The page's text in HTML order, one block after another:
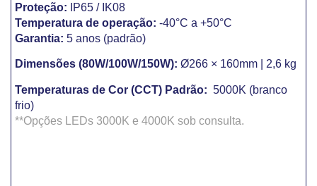
Proteção: IP65 / IK08
Temperatura de operação: -40°C a +50°C
Garantia: 5 anos (padrão)
Dimensões (80W/100W/150W): Ø266 × 160mm | 2,6 kg
Temperaturas de Cor (CCT) Padrão: 5000K (branco
frio)
**Opções LEDs 3000K e 4000K sob consulta.